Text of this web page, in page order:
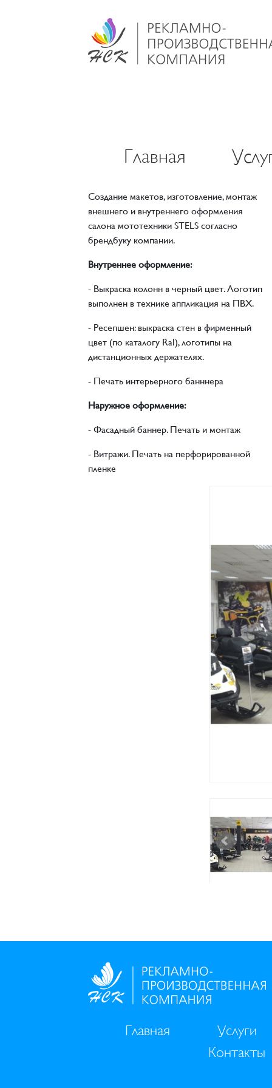
Главная
Создание макетов, изготовление, монтаж
внешнего и внутреннего оформления
салона мототехники STELS согласно
брендбуку компании.
Внутреннее оформление:
- Выкраска колонн в черный цвет. Логотип
выполнен в технике аппликация на ПВХ.
- Ресепшен: выкраска стен в фирменный
цвет (по каталогу Ral), логотипы на
дистанционных держателях.
- Печать интерьерного банннера
Наружное оформление:
- Фасадный баннер. Печать и монтаж
- Витражи. Печать на перфорированной
пленке
Главная
Услуги
Контакты